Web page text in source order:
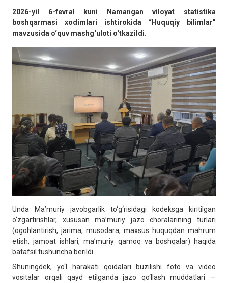
2026-yil 6-fevral kuni Namangan viloyat statistika
boshqarmasi xodimlari ishtirokida “Huquqiy bilimlar”
mavzusida o‘quv mashg‘uloti o‘tkazildi.
Unda Ma’muriy javobgarlik to‘g‘risidagi kodeksga kiritilgan
o‘zgartirishlar, xususan ma’muriy jazo choralarining turlari
(ogohlantirish, jarima, musodara, maxsus huquqdan mahrum
etish, jamoat ishlari, ma’muriy qamoq va boshqalar) haqida
batafsil tushuncha berildi.
Shuningdek, yo‘l harakati qoidalari buzilishi foto va video
vositalar orqali qayd etilganda jazo qo‘llash muddatlari —